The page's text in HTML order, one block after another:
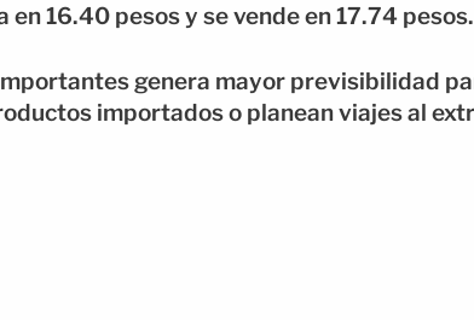
en 16.40 pesos y se vende en 17.74 pesos.
genera mayor previsibilidad
importados o planean viajes al